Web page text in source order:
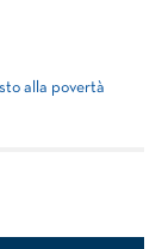
alla povertà